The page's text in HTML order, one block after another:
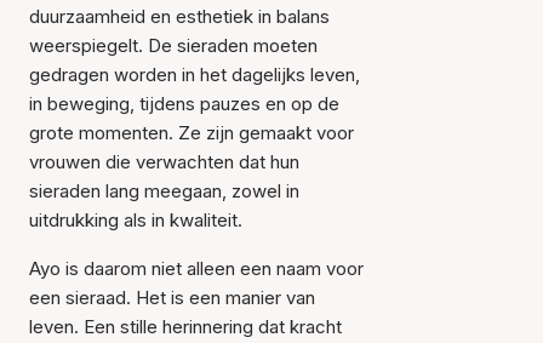
duurzaamheid en esthetiek in balans
weerspiegelt. De sieraden moeten
gedragen worden in het dagelijks leven,
in beweging, tijdens pauzes en op de
grote momenten. Ze zijn gemaakt voor
vrouwen die verwachten dat hun
sieraden lang meegaan, zowel in
uitdrukking als in kwaliteit.
Ayo is daarom niet alleen een naam voor
een sieraad. Het is een manier van
leven. Een stille herinnering dat kracht